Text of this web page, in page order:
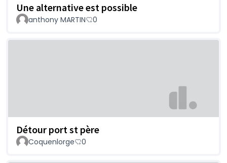
Une alternative est possible
anthony MARTIN 0
Détour port st père
Coquenlorge 0